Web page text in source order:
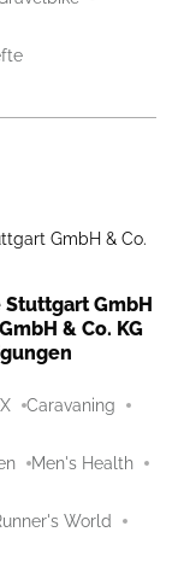
GmbH & Co.
GmbH
& Co. KG
Caravaning
Men's Health
World